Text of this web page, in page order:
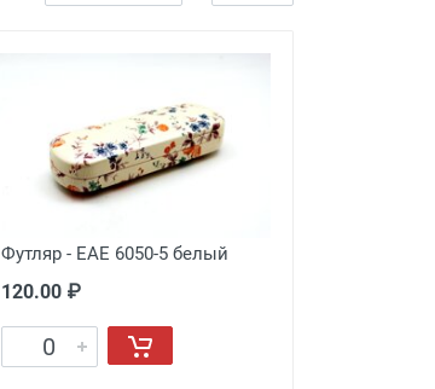
Футляр - EAE 6050-5 белый
120.00 ₽